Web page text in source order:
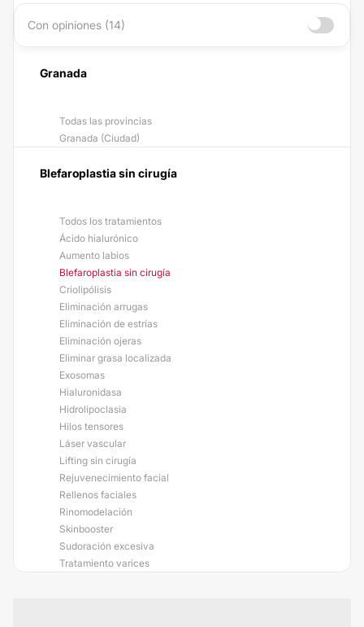
Con opiniones (14)
Granada
Todas las provincias
Granada (Ciudad)
Blefaroplastia sin cirugía
Todos los tratamientos
Ácido hialurónico
Aumento labios
Blefaroplastia sin cirugía
Criolipólisis
Eliminación arrugas
Eliminación de estrías
Eliminación ojeras
Eliminar grasa localizada
Exosomas
Hialuronidasa
Hidrolipoclasia
Hilos tensores
Láser vascular
Lifting sin cirugía
Rejuvenecimiento facial
Rellenos faciales
Rinomodelación
Skinbooster
Sudoración excesiva
Tratamiento varices